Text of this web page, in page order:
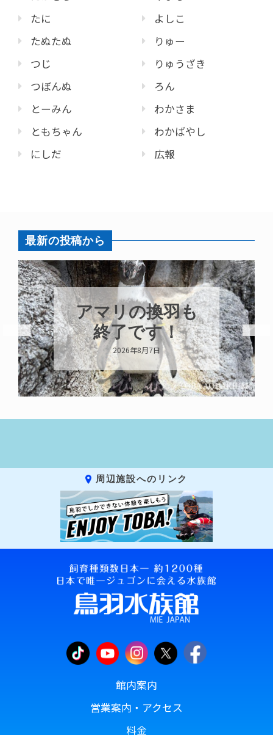
たに
たぬたぬ
つじ
つぼんぬ
とーみん
ともちゃん
にしだ
よしこ
りゅー
りゅうざき
ろん
わかさま
わかばやし
広報
最新の投稿から
アマリの換羽も
終了です！
2026年8月7日
周辺施設へのリンク
館内案内
営業案内・アクセス
料金